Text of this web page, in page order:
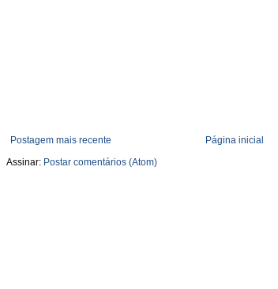
Postagem mais recente
Página inicial
Assinar: Postar comentários (Atom)